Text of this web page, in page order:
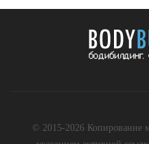
© 2015-2026 Копирование